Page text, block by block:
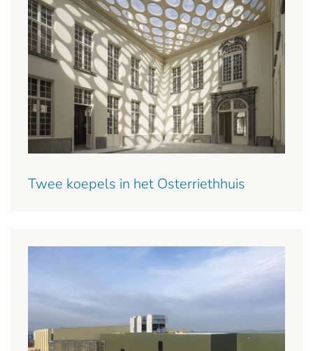
Twee koepels in het Osterriethhuis